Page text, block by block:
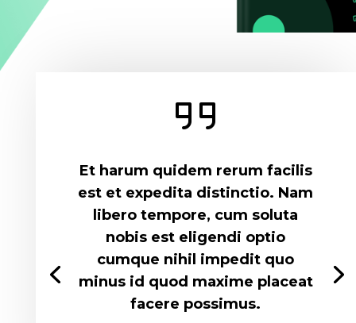
Et harum quidem rerum facilis
est et expedita distinctio. Nam
libero tempore, cum soluta
nobis est eligendi optio
cumque nihil impedit quo
minus id quod maxime placeat
facere possimus.